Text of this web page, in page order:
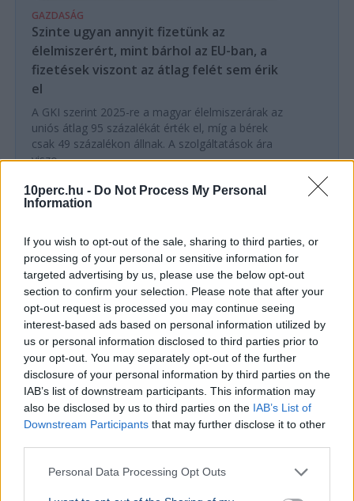
10perc.hu - Do Not Process My Personal
Information
If you wish to opt-out of the sale, sharing to third parties, or
processing of your personal or sensitive information for
targeted advertising by us, please use the below opt-out
section to confirm your selection. Please note that after your
opt-out request is processed you may continue seeing
interest-based ads based on personal information utilized by
us or personal information disclosed to third parties prior to
your opt-out. You may separately opt-out of the further
disclosure of your personal information by third parties on the
IAB’s list of downstream participants. This information may
also be disclosed by us to third parties on the IAB’s List of
Downstream Participants that may further disclose it to other
Personal Data Processing Opt Outs
GAZDASÁG
Szinte ugyan annyit fizetünk az
élelmiszerért, mint bárhol az EU-ban, a
fizetések viszont az átlag felét sem érik
el
A GKI szerint 2025-re a magyar élelmiszerárak az
uniós átlag 95 százalékát érték el, míg a bérek
csak 49 százalékon állnak. A szolgáltatások ára
viszo...
Ajánljuk még
SZÓRAKOZÁS 2026. július 27.
Mozifilm készül Bongor Extázis című
lemezéhez